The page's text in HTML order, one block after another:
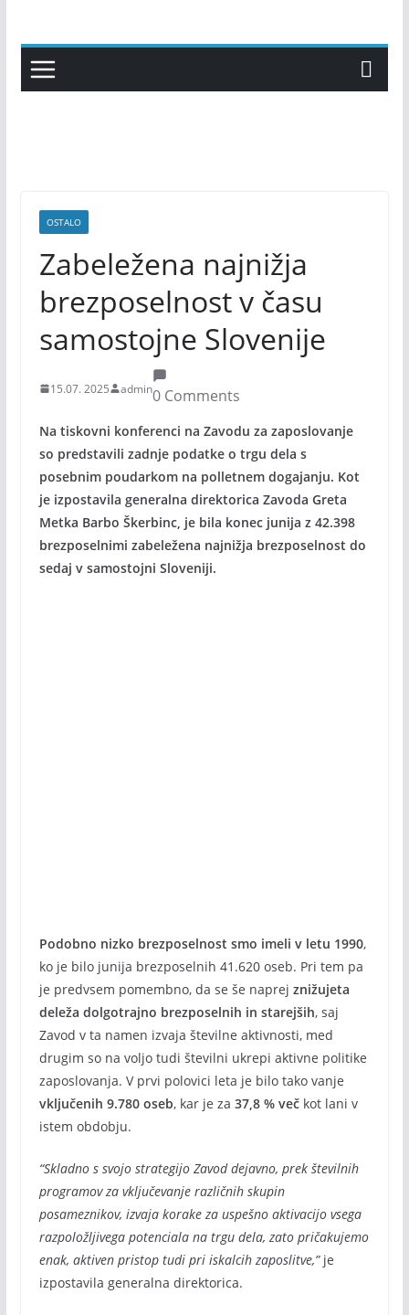
content
OSTALO
Zabeležena najnižja
brezposelnost v času
samostojne Slovenije
15.07. 2025 admin0 Comments
Na tiskovni konferenci na Zavodu za zaposlovanje
so predstavili zadnje podatke o trgu dela s
posebnim poudarkom na polletnem dogajanju. Kot
je izpostavila generalna direktorica Zavoda Greta
Metka Barbo Škerbinc, je bila konec junija z 42.398
brezposelnimi zabeležena najnižja brezposelnost do
sedaj v samostojni Sloveniji.
Podobno nizko brezposelnost smo imeli v letu 1990,
ko je bilo junija brezposelnih 41.620 oseb. Pri tem pa
je predvsem pomembno, da se še naprej znižujeta
deleža dolgotrajno brezposelnih in starejših, saj
Zavod v ta namen izvaja številne aktivnosti, med
drugim so na voljo tudi številni ukrepi aktivne politike
zaposlovanja. V prvi polovici leta je bilo tako vanje
vključenih 9.780 oseb, kar je za 37,8 % večkot lani v
istem obdobju.
“Skladno s svojo strategijo Zavod dejavno, prek številnih
programov za vključevanje različnih skupin
posameznikov, izvaja korake za uspešno aktivacijo vsega
razpoložljivega potenciala na trgu dela, zato pričakujemo
enak, aktiven pristop tudi pri iskalcih zaposlitve,”je
izpostavila generalna direktorica.